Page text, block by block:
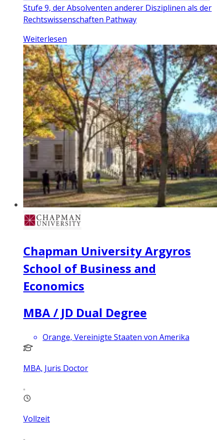
Stufe 9, der Absolventen anderer Disziplinen als der
Rechtswissenschaften Pathway
Weiterlesen
Chapman University Argyros
School of Business and
Economics
MBA / JD Dual Degree
Orange, Vereinigte Staaten von Amerika
MBA, Juris Doctor
Vollzeit